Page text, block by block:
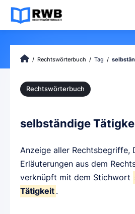
Rechtswörterbuch Tag
Rechtswörterbuch
selbständige
Anzeige aller Rechtsbegriffe,
Erläuterungen aus dem
verknüpft mit dem Stichwort
Tätigkeit .